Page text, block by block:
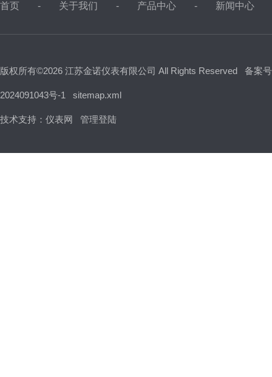
首页 关于我们 产品中心 新闻中心
版权所有©2026 江苏金诺仪表有限公司 All Rights Reserved 备案
2024091043号-1 sitemap.xml
技术支持： 仪表网 管理登陆